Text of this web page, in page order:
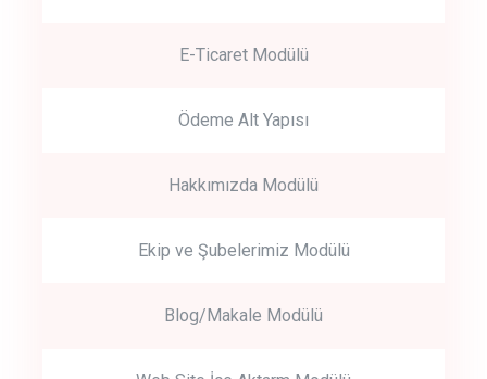
E-Ticaret Modülü
Ödeme Alt Yapısı
Hakkımızda Modülü
Ekip ve Şubelerimiz Modülü
Blog/Makale Modülü